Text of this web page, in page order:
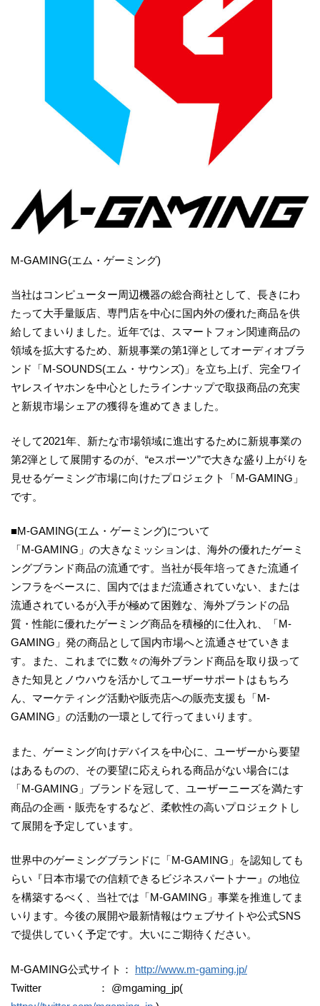
M-GAMING(エム・ゲーミング)
当社はコンピューター周辺機器の総合商社として、長きにわ
たって大手量販店、専門店を中心に国内外の優れた商品を供
給してまいりました。近年では、スマートフォン関連商品の
領域を拡大するため、新規事業の第1弾としてオーディオブラ
ンド「M-SOUNDS(エム・サウンズ)」を立ち上げ、完全ワイ
ヤレスイヤホンを中心としたラインナップで取扱商品の充実
と新規市場シェアの獲得を進めてきました。
そして2021年、新たな市場領域に進出するために新規事業の
第2弾として展開するのが、“eスポーツ”で大きな盛り上がりを
見せるゲーミング市場に向けたプロジェクト「M-GAMING」
です。
■M-GAMING(エム・ゲーミング)について
「M-GAMING」の大きなミッションは、海外の優れたゲーミ
ングブランド商品の流通です。当社が長年培ってきた流通イ
ンフラをベースに、国内ではまだ流通されていない、または
流通されているが入手が極めて困難な、海外ブランドの品
質・性能に優れたゲーミング商品を積極的に仕入れ、「M-
GAMING」発の商品として国内市場へと流通させていきま
す。また、これまでに数々の海外ブランド商品を取り扱って
きた知見とノウハウを活かしてユーザーサポートはもちろ
ん、マーケティング活動や販売店への販売支援も「M-
GAMING」の活動の一環として行ってまいります。
また、ゲーミング向けデバイスを中心に、ユーザーから要望
はあるものの、その要望に応えられる商品がない場合には
「M-GAMING」ブランドを冠して、ユーザーニーズを満たす
商品の企画・販売をするなど、柔軟性の高いプロジェクトし
て展開を予定しています。
世界中のゲーミングブランドに「M-GAMING」を認知しても
らい『日本市場での信頼できるビジネスパートナー』の地位
を構築するべく、当社では「M-GAMING」事業を推進してま
いります。今後の展開や最新情報はウェブサイトや公式SNS
で提供していく予定です。大いにご期待ください。
M-GAMING公式サイト： http://www.m-gaming.jp/
Twitter ： @mgaming_jp(